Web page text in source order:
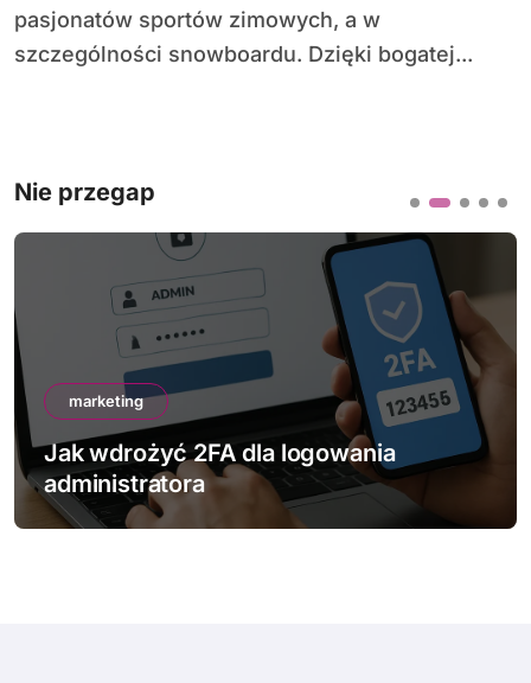
pasjonatów sportów zimowych, a w
szczególności snowboardu. Dzięki bogatej...
Nie przegap
marketing
Jak wdrożyć 2FA dla logowania
administratora